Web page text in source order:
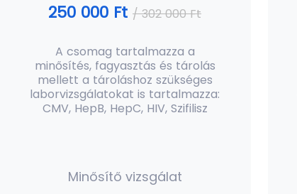
250 000 Ft / 302 000 Ft
A csomag tartalmazza a
minősítés, fagyasztás és tárolás
mellett a tároláshoz szükséges
laborvizsgálatokat is tartalmazza:
CMV, HepB, HepC, HIV, Szifilisz
Minősítő vizsgálat